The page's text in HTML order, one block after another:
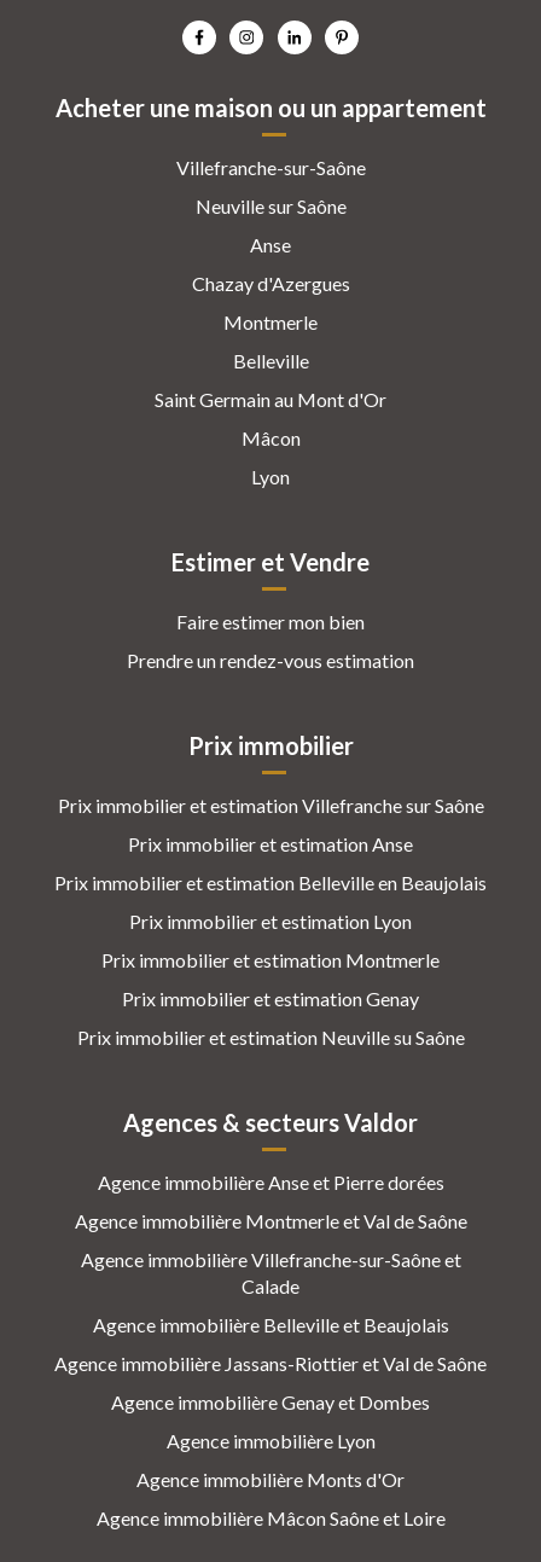
Acheter une maison ou un appartement
Villefranche-sur-Saône
Neuville sur Saône
Anse
Chazay d'Azergues
Montmerle
Belleville
Saint Germain au Mont d'Or
Mâcon
Lyon
Estimer et Vendre
Faire estimer mon bien
Prendre un rendez-vous estimation
Prix immobilier
Prix immobilier et estimation Villefranche sur Saône
Prix immobilier et estimation Anse
Prix immobilier et estimation Belleville en Beaujolais
Prix immobilier et estimation Lyon
Prix immobilier et estimation Montmerle
Prix immobilier et estimation Genay
Prix immobilier et estimation Neuville su Saône
Agences & secteurs Valdor
Agence immobilière Anse et Pierre dorées
Agence immobilière Montmerle et Val de Saône
Agence immobilière Villefranche-sur-Saône et
Calade
Agence immobilière Belleville et Beaujolais
Agence immobilière Jassans-Riottier et Val de Saône
Agence immobilière Genay et Dombes
Agence immobilière Lyon
Agence immobilière Monts d'Or
Agence immobilière Mâcon Saône et Loire